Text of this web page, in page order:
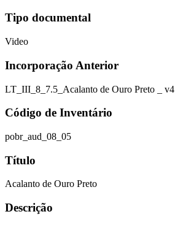
Tipo documental
Video
Incorporação Anterior
LT_III_8_7.5_Acalanto de Ouro Preto _ v4
Código de Inventário
pobr_aud_08_05
Título
Acalanto de Ouro Preto
Descrição